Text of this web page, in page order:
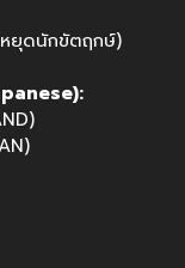
ยุดนักขัตฤกษ์)